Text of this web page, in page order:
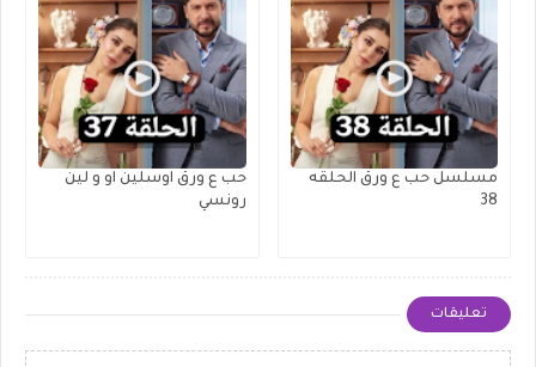
مسلسل حب ع ورق الحلقه
38
حب ع ورق اوسلين او و لين
رونسي
تعليقات